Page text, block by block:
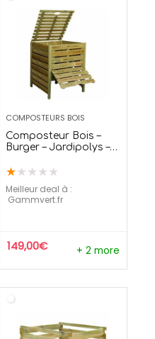
COMPOSTEURS BOIS
Composteur Bois –
Burger – Jardipolys –
★★ ★ ★ ★
Meilleur deal à :
gammvert.fr
149,00€ + 2 more